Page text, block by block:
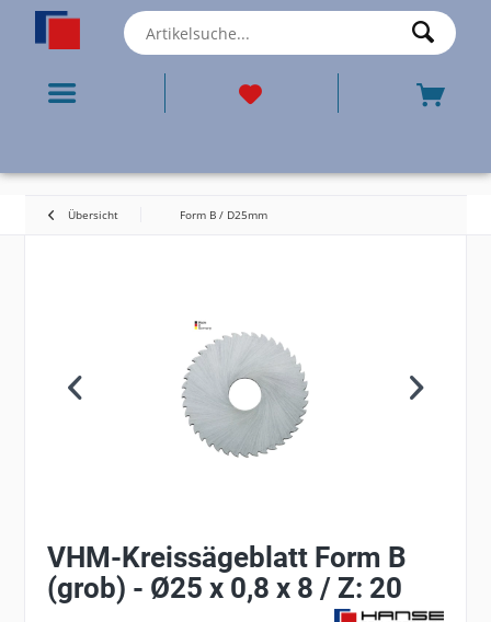
Übersicht Form B / D25mm
VHM-Kreissägeblatt Form B
(grob) - Ø25 x 0,8 x 8 / Z: 20